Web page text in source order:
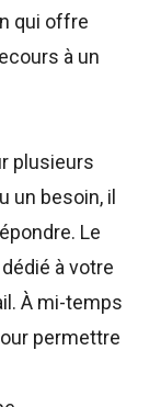
qui offre
à un
plusieurs
un besoin, il
Le
à votre
À mi-temps
permettre